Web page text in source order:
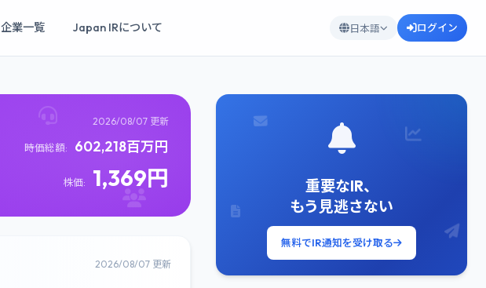
企業一覧 Japan IRについて 日本語 ログイン
2026/08/07 更新
時価総額: 602,218百万円
株価: 1,369円
2026/08/07 更新
重要なIR、
もう見逃さない
無料でIR通知を受け取る